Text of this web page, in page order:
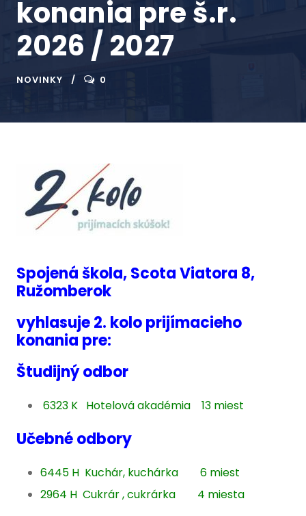
konania pre š.r.
2026 / 2027
NOVINKY 0
Spojená škola, Scota Viatora 8,
Ružomberok
vyhlasuje 2. kolo prijímacieho
konania pre:
Študijný odbor
6323 K Hotelová akadémia 13 miest
Učebné odbory
6445 H Kuchár, kuchárka 6 miest
2964 H Cukrár , cukrárka 4 miesta